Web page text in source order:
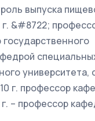
выпуска
г. &#8722;
университета,
г. профессор
– профессор